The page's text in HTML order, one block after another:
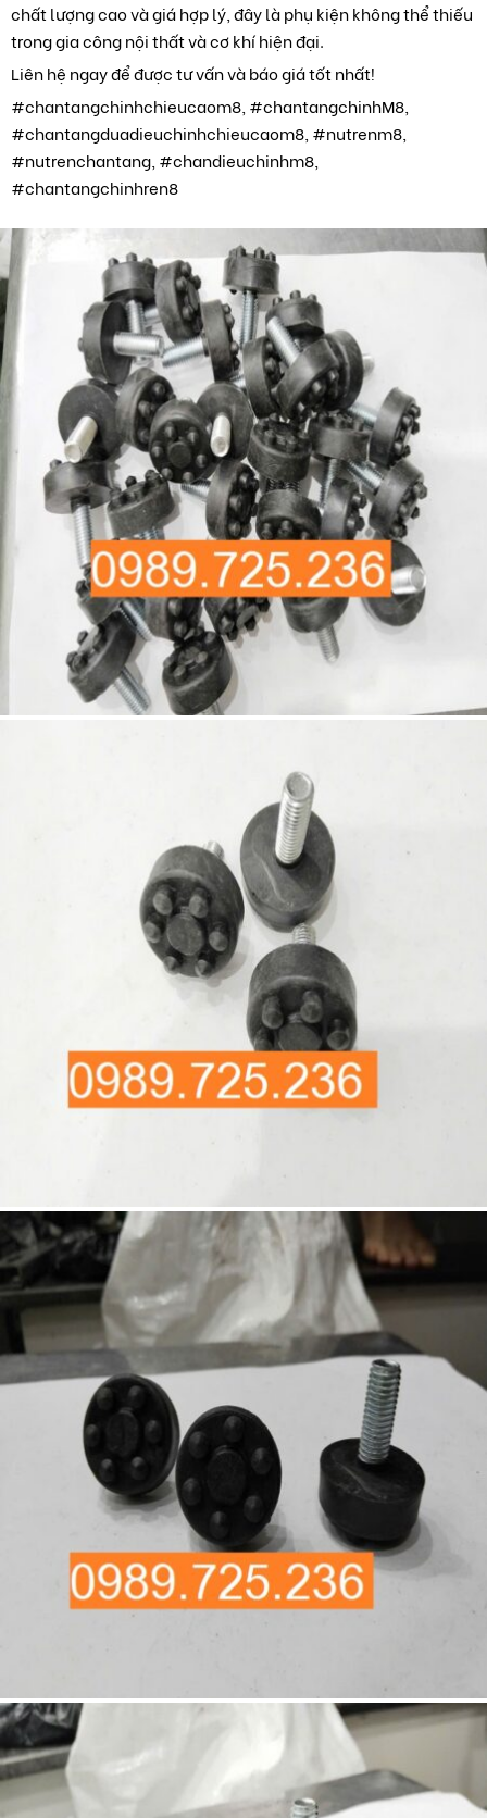
chất lượng cao và giá hợp lý, đây là phụ kiện không thể thiếu
trong gia công nội thất và cơ khí hiện đại.
Liên hệ ngay để được tư vấn và báo giá tốt nhất!
#chantangchinhchieucaom8, #chantangchinhM8,
#chantangduadieuchinhchieucaom8, #nutrenm8,
#nutrenchantang, #chandieuchinhm8,
#chantangchinhren8